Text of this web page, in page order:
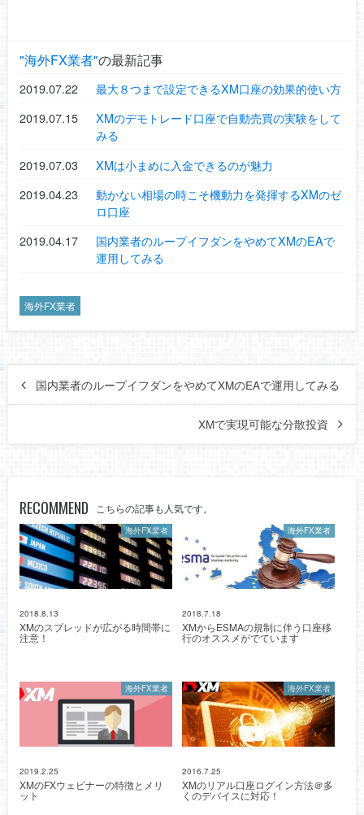
海外FX業者 の最新記事
2019.07.22
最大８つまで設定できるXM口座の効果的使い方
2019.07.15
XMのデモトレード口座で自動売買の実験をして
みる
2019.07.03
XMは小まめに入金できるのが魅力
2019.04.23
動かない相場の時こそ機動力を発揮するXMのゼ
ロ口座
2019.04.17
国内業者のループイフダンをやめてXMのEAで
運用してみる
海外FX業者
国内業者のループイフダンをやめてXMのEAで運用してみる
XMで実現可能な分散投資
RECOMMEND こちらの記事も人気です。
海外FX業者
2018.8.13
XMのスプレッドが広がる時間帯に
注意！
海外FX業者
2018.7.18
XMからESMAの規制に伴う口座移
行のオススメがでています
海外FX業者
2019.2.25
XMのFXウェビナーの特徴とメリ
ット
海外FX業者
2016.7.25
XMのリアル口座ログイン方法＠多
くのデバイスに対応！